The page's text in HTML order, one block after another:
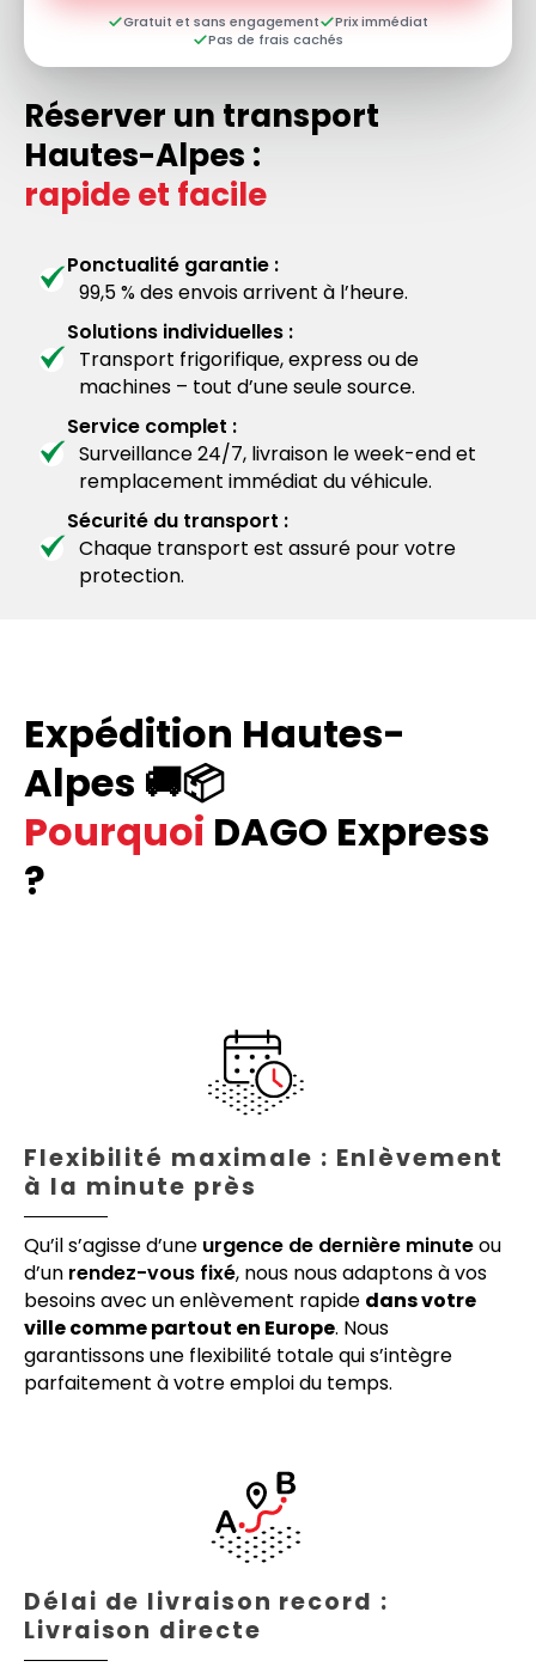
Gratuit et sans engagement
Prix immédiat
Pas de frais cachés
Réserver un transport
Hautes-Alpes :
rapide et facile
Ponctualité garantie :
99,5 % des envois arrivent à l’heure.
Solutions individuelles :
Transport frigorifique, express ou de
machines – tout d’une seule source.
Service complet :
Surveillance 24/7, livraison le week-end et
remplacement immédiat du véhicule.
Sécurité du transport :
Chaque transport est assuré pour votre
protection.
Expédition Hautes-
Alpes 🚚📦
Pourquoi DAGO Express
?
Flexibilité maximale : Enlèvement
à la minute près
Qu’il s’agisse d’une urgence de dernière minuteou
d’un rendez-vous fixé, nous nous adaptons à vos
besoins avec un enlèvement rapide dans votre
ville comme partout en Europe. Nous
garantissons une flexibilité totale qui s’intègre
parfaitement à votre emploi du temps.
Délai de livraison record :
Livraison directe